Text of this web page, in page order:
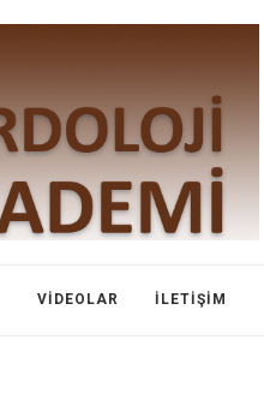
VIDEOLAR İLETIŞIM